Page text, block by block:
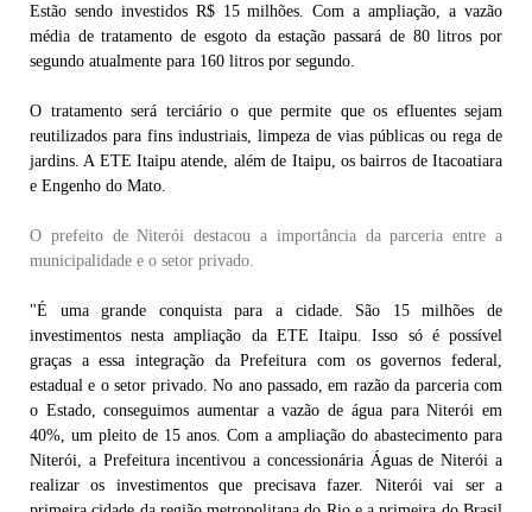
Estão sendo investidos R$ 15 milhões. Com a ampliação, a vazão
média de tratamento de esgoto da estação passará de 80 litros por
segundo atualmente para 160 litros por segundo.
O tratamento será terciário o que permite que os efluentes sejam
reutilizados para fins industriais, limpeza de vias públicas ou rega de
jardins. A ETE Itaipu atende, além de Itaipu, os bairros de Itacoatiara
e Engenho do Mato.
O prefeito de Niterói destacou a importância da parceria entre a
municipalidade e o setor privado.
"É uma grande conquista para a cidade. São 15 milhões de
investimentos nesta ampliação da ETE Itaipu. Isso só é possível
graças a essa integração da Prefeitura com os governos federal,
estadual e o setor privado. No ano passado, em razão da parceria com
o Estado, conseguimos aumentar a vazão de água para Niterói em
40%, um pleito de 15 anos. Com a ampliação do abastecimento para
Niterói, a Prefeitura incentivou a concessionária Águas de Niterói a
realizar os investimentos que precisava fazer. Niterói vai ser a